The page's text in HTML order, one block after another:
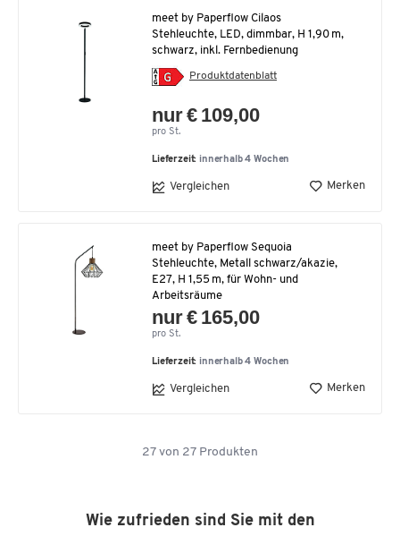
meet by Paperflow Cilaos
Stehleuchte, LED, dimmbar, H 1,90 m,
schwarz, inkl. Fernbedienung
Produktdatenblatt
nur € 109,00
pro St.
Lieferzeit: innerhalb 4 Wochen
Vergleichen Merken
meet by Paperflow Sequoia
Stehleuchte, Metall schwarz/akazie,
E27, H 1,55 m, für Wohn- und
Arbeitsräume
nur € 165,00
pro St.
Lieferzeit: innerhalb 4 Wochen
Vergleichen Merken
27 von 27 Produkten
Wie zufrieden sind Sie mit den